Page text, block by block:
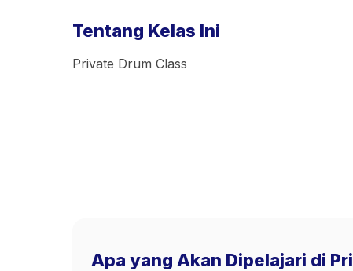
Tentang Kelas Ini
Private Drum Class
Apa yang Akan Dipelajari di